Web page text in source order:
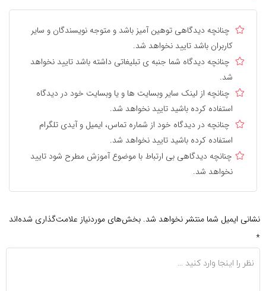
چنانچه دیدگاهی توهین آمیز باشد و متوجه نویسندگان و سایر
کاربران باشد تایید نخواهد شد.
چنانچه دیدگاه شما جنبه ی تبلیغاتی داشته باشد تایید نخواهد
شد.
چنانچه از لینک سایر وبسایت ها و یا وبسایت خود در دیدگاه
استفاده کرده باشید تایید نخواهد شد.
چنانچه در دیدگاه خود از شماره تماس، ایمیل و آیدی تلگرام
استفاده کرده باشید تایید نخواهد شد.
چنانچه دیدگاهی بی ارتباط با موضوع آموزش مطرح شود تایید
نخواهد شد.
نشانی ایمیل شما منتشر نخواهد شد. بخش‌های موردنیاز علامت‌گذاری شده‌اند
*